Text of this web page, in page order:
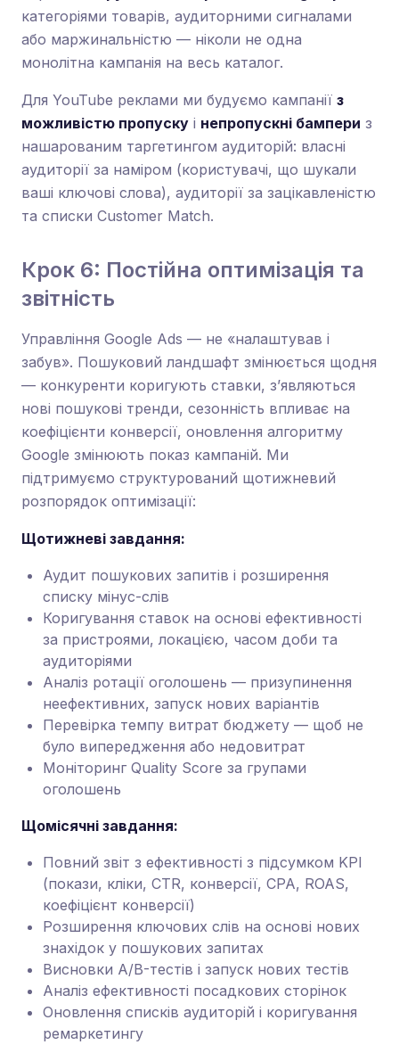
категоріями товарів, аудиторними сигналами
або маржинальністю — ніколи не одна
монолітна кампанія на весь каталог.
Для YouTube реклами ми будуємо кампанії з
можливістю пропуску і непропускні бампери з
нашарованим таргетингом аудиторій: власні
аудиторії за наміром (користувачі, що шукали
ваші ключові слова), аудиторії за зацікавленістю
та списки Customer Match.
Крок 6: Постійна оптимізація та
звітність
Управління Google Ads — не «налаштував і
забув». Пошуковий ландшафт змінюється щодня
— конкуренти коригують ставки, з’являються
нові пошукові тренди, сезонність впливає на
коефіцієнти конверсії, оновлення алгоритму
Google змінюють показ кампаній. Ми
підтримуємо структурований щотижневий
розпорядок оптимізації:
Щотижневі завдання:
Аудит пошукових запитів і розширення
списку мінус-слів
Коригування ставок на основі ефективності
за пристроями, локацією, часом доби та
аудиторіями
Аналіз ротації оголошень — призупинення
неефективних, запуск нових варіантів
Перевірка темпу витрат бюджету — щоб не
було випередження або недовитрат
Моніторинг Quality Score за групами
оголошень
Щомісячні завдання:
Повний звіт з ефективності з підсумком KPI
(покази, кліки, CTR, конверсії, CPA, ROAS,
коефіцієнт конверсії)
Розширення ключових слів на основі нових
знахідок у пошукових запитах
Висновки A/B-тестів і запуск нових тестів
Аналіз ефективності посадкових сторінок
Оновлення списків аудиторій і коригування
ремаркетингу